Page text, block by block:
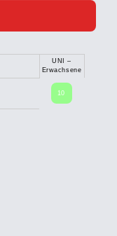
UNI –
Erwachsene
10